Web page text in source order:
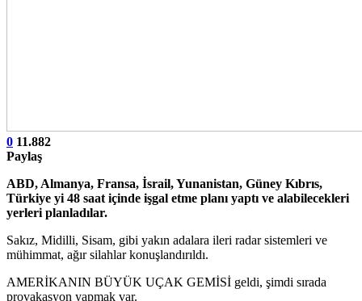
0 11.882
Paylaş
ABD, Almanya, Fransa, İsrail, Yunanistan, Güney Kıbrıs,
Türkiye yi 48 saat içinde işgal etme planı yaptı ve alabilecekleri
yerleri planladılar.
Sakız, Midilli, Sisam, gibi yakın adalara ileri radar sistemleri ve
mühimmat, ağır silahlar konuşlandırıldı.
AMERİKANIN BÜYÜK UÇAK GEMİSİ geldi, şimdi sırada
provakasyon yapmak var.